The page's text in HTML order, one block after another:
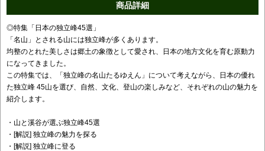
商品詳細
◎特集「日本の独立峰45選」
「名山」とされる山には独立峰が多くあります。
均整のとれた美しさは郷土の象徴として愛され、日本の地方文化を育む原動力
になってきました。
この特集では、「独立峰の名山たるゆえん」について考えながら、日本の優れ
た独立峰 45山を選び、自然、文化、登山の楽しみなど、それぞれの山の魅力を
紹介します。
・山と溪谷が選ぶ独立峰45選
・[解説] 独立峰の魅力を探る
・[解説] 独立峰に登る